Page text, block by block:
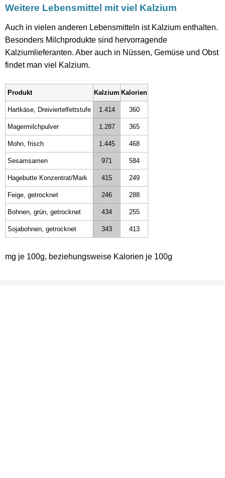
Weitere Lebensmittel mit viel Kalzium
Auch in vielen anderen Lebensmitteln ist Kalzium enthalten.
Besonders Milchprodukte sind hervorragende
Kalziumlieferanten. Aber auch in Nüssen, Gemüse und Obst
findet man viel Kalzium.
Produkt Kalzium Kalorien
Hartkäse, Dreiviertelfettstufe 1.414 360
Magermilchpulver 1.287 365
Mohn, frisch 1.445 468
Sesamsamen 971 584
Hagebutte Konzentrat/Mark 415 249
Feige, getrocknet 246 288
Bohnen, grün, getrocknet 434 255
Sojabohnen, getrocknet 343 413
mg je 100g, beziehungsweise Kalorien je 100g